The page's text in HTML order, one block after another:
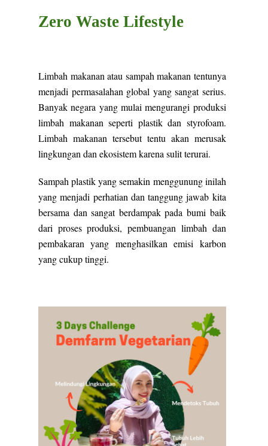
Zero Waste Lifestyle
Limbah makanan atau sampah makanan tentunya
menjadi permasalahan global yang sangat serius.
Banyak negara yang mulai mengurangi produksi
limbah makanan seperti plastik dan styrofoam.
Limbah makanan tersebut tentu akan merusak
lingkungan dan ekosistem karena sulit terurai.
Sampah plastik yang semakin menggunung inilah
yang menjadi perhatian dan tanggung jawab kita
bersama dan sangat berdampak pada bumi baik
dari proses produksi, pembuangan limbah dan
pembakaran yang menghasilkan emisi karbon
yang cukup tinggi.